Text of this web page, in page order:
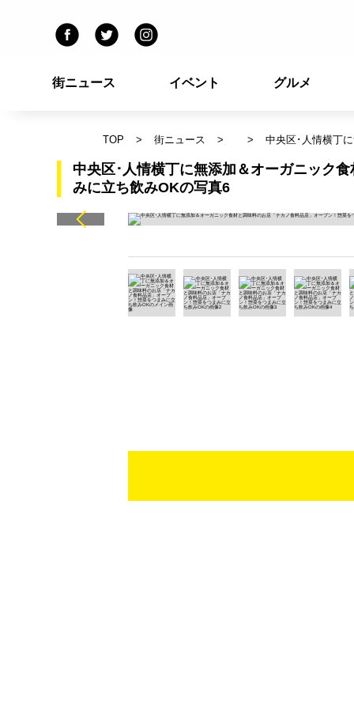
街ニュース イベント グルメ
TOP 街ニュース 中央区･人情横丁
中央区･人情横丁に無添加＆オーガニック
みに立ち飲みOKの写真6